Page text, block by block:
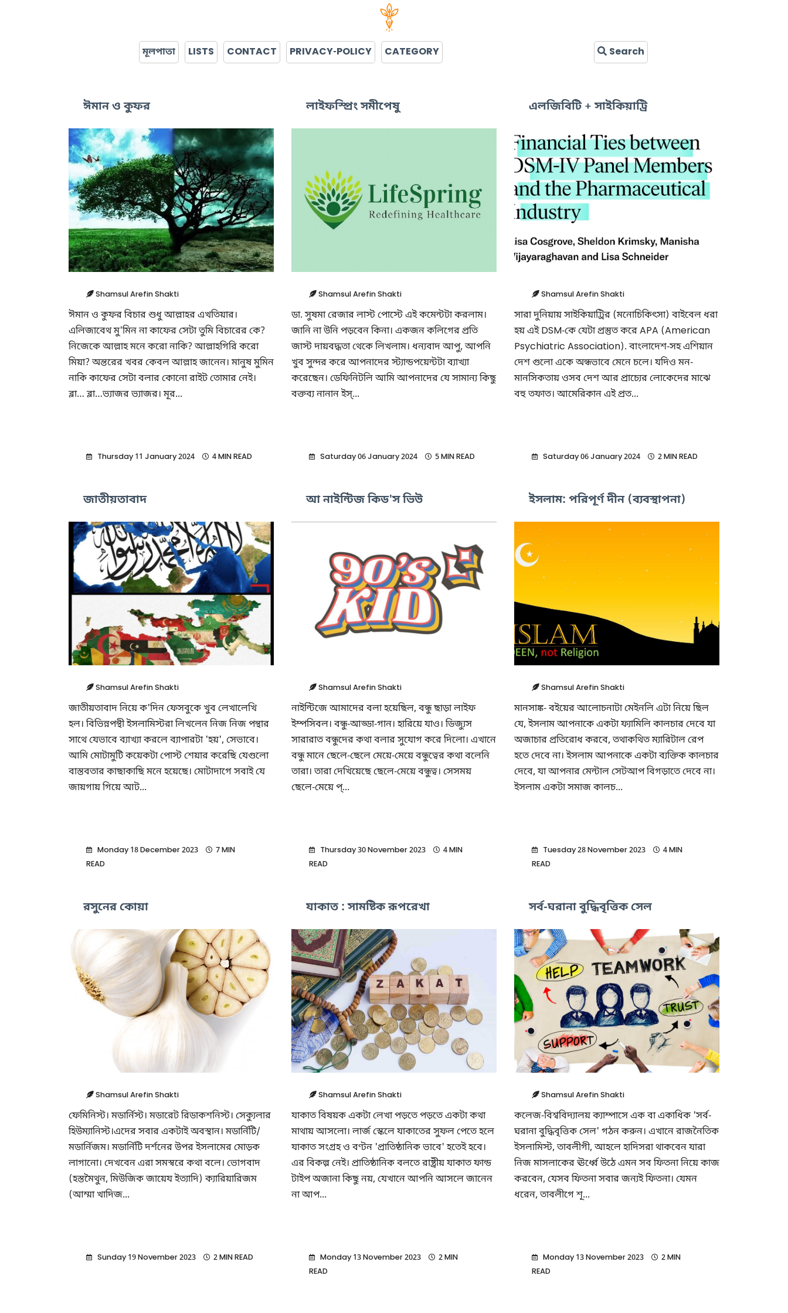
মূলপাতা LISTS CONTACT PRIVACY-POLICY CATEGORY Search
ঈমান ও কুফর
Shamsul Arefin Shakti
ঈমান ও কুফর বিচার শুধু আল্লাহর এখতিয়ার।
এলিজাবেথ মু'মিন না কাফের সেটা তুমি বিচারের কে?
নিজেকে আল্লাহ মনে করো নাকি? আল্লাহগিরি করো
মিয়া? অন্তরের খবর কেবল আল্লাহ জানেন। মানুষ মুমিন
নাকি কাফের সেটা বলার কোনো রাইট তোমার নেই।
ব্লা… ব্লা…ভ্যাজর ভ্যাজর। মূর...
Thursday 11 January 2024 4 MIN READ
লাইফস্প্রিং সমীপেষু
Shamsul Arefin Shakti
ডা. সুষমা রেজার লাস্ট পোস্টে এই কমেন্টটা করলাম।
জানি না উনি পড়বেন কিনা। একজন কলিগের প্রতি
জাস্ট দায়বদ্ধতা থেকে লিখলাম। ধন্যবাদ আপু, আপনি
খুব সুন্দর করে আপনাদের স্ট্যান্ডপয়েন্টটা ব্যাখ্যা
করেছেন। ডেফিনিটলি আমি আপনাদের যে সামান্য কিছু
বক্তব্য নানান ইস্...
Saturday 06 January 2024 5 MIN READ
এলজিবিটি + সাইকিয়াট্রি
Shamsul Arefin Shakti
সারা দুনিয়ায় সাইকিয়াট্রির (মনোচিকিৎসা) বাইবেল ধরা
হয় এই DSM-কে যেটা প্রস্তুত করে APA (American
Psychiatric Association). বাংলাদেশ-সহ এশিয়ান
দেশ গুলো একে অন্ধভাবে মেনে চলে। যদিও মন-
মানসিকতায় ওসব দেশ আর প্রাচ্যের লোকেদের মাঝে
বহু তফাত। আমেরিকান এই প্রত...
Saturday 06 January 2024 2 MIN READ
জাতীয়তাবাদ
Shamsul Arefin Shakti
জাতীয়তাবাদ নিয়ে ক'দিন ফেসবুকে খুব লেখালেখি
হল। বিভিন্নপন্থী ইসলামিস্টরা লিখলেন নিজ নিজ পন্থার
সাথে যেভাবে ব্যাখ্যা করলে ব্যাপারটা 'হয়', সেভাবে।
আমি মোটামুটি কয়েকটা পোস্ট শেয়ার করেছি যেগুলো
বাস্তবতার কাছাকাছি মনে হয়েছে। মোটাদাগে সবাই যে
জায়গায় গিয়ে আট...
Monday 18 December 2023
7 MIN
READ
আ নাইন্টিজ কিড'স ভিউ
Shamsul Arefin Shakti
নাইন্টিজে আমাদের বলা হয়েছিল, বন্ধু ছাড়া লাইফ
ইম্পসিবল। বন্ধু-আড্ডা-গান। হারিয়ে যাও। ডিজ্যুস
সারারাত বন্ধুদের কথা বলার সুযোগ করে দিলো। এখানে
বন্ধু মানে ছেলে-ছেলে মেয়ে-মেয়ে বন্ধুত্বের কথা বলেনি
তারা। তারা দেখিয়েছে ছেলে-মেয়ে বন্ধুত্ব। সেসময়
ছেলে-মেয়ে প্...
Thursday 30 November 2023
4 MIN
READ
ইসলাম: পরিপূর্ণ দীন (ব্যবস্থাপনা)
Shamsul Arefin Shakti
মানসাঙ্ক- বইয়ের আলোচনাটা মেইনলি এটা নিয়ে ছিল
যে, ইসলাম আপনাকে একটা ফ্যামিলি কালচার দেবে যা
অজাচার প্রতিরোধ করবে, তথাকথিত ম্যারিটাল রেপ
হতে দেবে না। ইসলাম আপনাকে একটা ব্যক্তিক কালচার
দেবে, যা আপনার মেন্টাল সেটআপ বিগড়াতে দেবে না।
ইসলাম একটা সমাজ কালচ...
Tuesday 28 November 2023
4 MIN
READ
রসুনের কোয়া
Shamsul Arefin Shakti
ফেমিনিস্ট। মডার্নিস্ট। মডারেট রিডাকশনিস্ট। সেক্যুলার
হিউম্যানিস্ট।এদের সবার একটাই অবস্থান। মডার্নিটি/
মডার্নিজম। মডার্নিটি দর্শনের উপর ইসলামের মোড়ক
লাগানো। দেখবেন এরা সমস্বরে কথা বলে। ভোগবাদ
(হস্তমৈথুন, মিউজিক জায়েয ইত্যাদি) ক্যারিয়ারিজম
(আম্মা খাদিজ...
Sunday 19 November 2023 2 MIN READ
যাকাত : সামষ্টিক রূপরেখা
Shamsul Arefin Shakti
যাকাত বিষয়ক একটা লেখা পড়তে পড়তে একটা কথা
মাথায় আসলো। লার্জ স্কেলে যাকাতের সুফল পেতে হলে
যাকাত সংগ্রহ ও বণ্টন 'প্রাতিষ্ঠানিক ভাবে' হতেই হবে।
এর বিকল্প নেই। প্রাতিষ্ঠানিক বলতে রাষ্ট্রীয় যাকাত ফান্ড
টাইপ অজানা কিছু নয়, যেখানে আপনি আসলে জানেন
না আপ...
Monday 13 November 2023
2 MIN
READ
সর্ব-ঘরানা বুদ্ধিবৃত্তিক সেল
Shamsul Arefin Shakti
কলেজ-বিশ্ববিদ্যালয় ক্যাম্পাসে এক বা একাধিক 'সর্ব-
ঘরানা বুদ্ধিবৃত্তিক সেল' গঠন করুন। এখানে রাজনৈতিক
ইসলামিস্ট, তাবলীগী, আহলে হাদিসরা থাকবেন যারা
নিজ মাসলাকের ঊর্ধ্বে উঠে এমন সব ফিতনা নিয়ে কাজ
করবেন, যেসব ফিতনা সবার জন্যই ফিতনা। যেমন
ধরেন, তাবলীগে শূ...
Monday 13 November 2023
2 MIN
READ